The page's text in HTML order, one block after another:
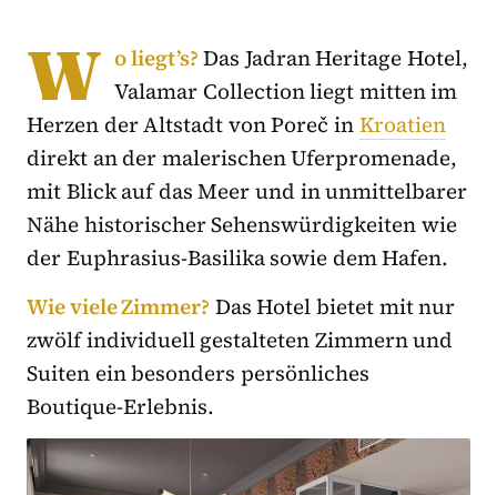
W o liegt’s?Das Jadran Heritage Hotel,
Valamar Collection liegt mitten im
Herzen der Altstadt von Poreč inKroatien
direkt an der malerischen Uferpromenade,
mit Blick auf das Meer und in unmittelbarer
Nähe historischer Sehenswürdigkeiten wie
der Euphrasius-Basilika sowie dem Hafen.
Wie viele Zimmer? Das Hotel bietet mit nur
zwölf individuell gestalteten Zimmern und
Suiten ein besonders persönliches
Boutique-Erlebnis.